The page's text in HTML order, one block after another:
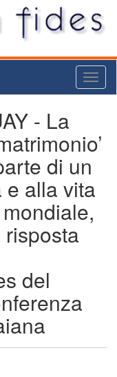
- La
di un
e alla vita
del